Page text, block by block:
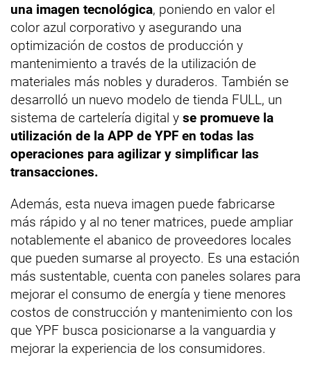
una imagen tecnológica, poniendo en valor el
color azul corporativo y asegurando una
optimización de costos de producción y
mantenimiento a través de la utilización de
materiales más nobles y duraderos. También se
desarrolló un nuevo modelo de tienda FULL, un
sistema de cartelería digital y se promueve la
utilización de la APP de YPF en todas las
operaciones para agilizar y simplificar las
transacciones.
Además, esta nueva imagen puede fabricarse
más rápido y al no tener matrices, puede ampliar
notablemente el abanico de proveedores locales
que pueden sumarse al proyecto. Es una estación
más sustentable, cuenta con paneles solares para
mejorar el consumo de energía y tiene menores
costos de construcción y mantenimiento con los
que YPF busca posicionarse a la vanguardia y
mejorar la experiencia de los consumidores.